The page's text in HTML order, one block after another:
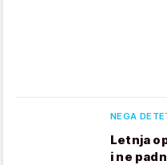
NEGA
Letnja
i ne